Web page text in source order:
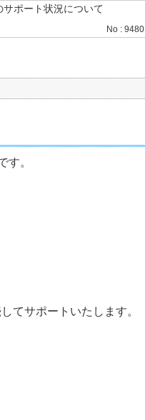
ポート状況について
No : 9480
す。
てサポートいたします。